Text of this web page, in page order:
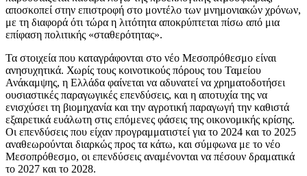
αποσκοπεί στην επιστροφή στο μοντέλο των μνημονιακών χρόνων,
με τη διαφορά ότι τώρα η λιτότητα αποκρύπτεται πίσω από μια
επίφαση πολιτικής «σταθερότητας».
Τα στοιχεία που καταγράφονται στο νέο Μεσοπρόθεσμο είναι
ανησυχητικά. Χωρίς τους κοινοτικούς πόρους του Ταμείου
Ανάκαμψης, η Ελλάδα φαίνεται να αδυνατεί να χρηματοδοτήσει
ουσιαστικές παραγωγικές επενδύσεις, και η αποτυχία της να
ενισχύσει τη βιομηχανία και την αγροτική παραγωγή την καθιστά
εξαιρετικά ευάλωτη στις επόμενες φάσεις της οικονομικής κρίσης.
Οι επενδύσεις που είχαν προγραμματιστεί για το 2024 και το 2025
αναθεωρούνται διαρκώς προς τα κάτω, και σύμφωνα με το νέο
Μεσοπρόθεσμο, οι επενδύσεις αναμένονται να πέσουν δραματικά
το 2027 και το 2028.